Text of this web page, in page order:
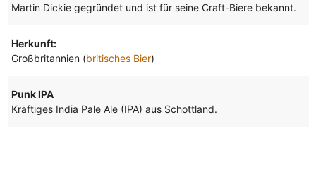
Martin Dickie gegründet und ist für seine Craft-Biere bekannt.
Herkunft:
Großbritannien (britisches Bier)
Punk IPA
Kräftiges India Pale Ale (IPA) aus Schottland.